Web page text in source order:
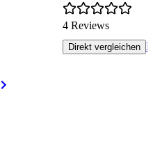
4 Reviews
Direkt vergleichen